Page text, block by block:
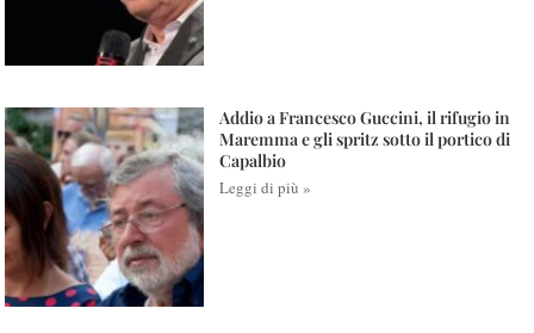
Addio a Francesco Guccini, il rifugio in
Maremma e gli spritz sotto il portico di
Capalbio
Leggi di più »